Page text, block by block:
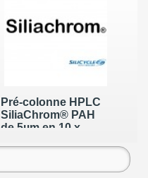
Pré-colonne HPLC
SiliaChrom® PAH
de 5µm en 10 x